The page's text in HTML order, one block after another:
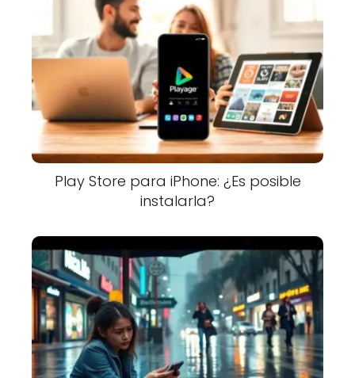
Play Store para iPhone: ¿Es posible
instalarla?